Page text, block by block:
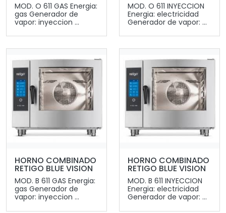
MOD. O 611 GAS Energia:
gas Generador de
vapor: inyeccion ...
MOD. O 611 INYECCION
Energia: electricidad
Generador de vapor: ...
HORNO COMBINADO
RETIGO BLUE VISION
MOD. B 611 GAS Energia:
gas Generador de
vapor: inyeccion ...
HORNO COMBINADO
RETIGO BLUE VISION
MOD. B 611 INYECCION
Energia: electricidad
Generador de vapor: ...